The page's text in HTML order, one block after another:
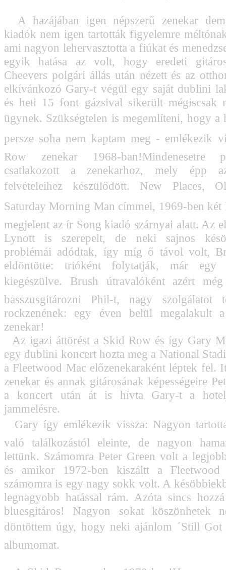
A hazájában igen népszerű zenekar
kiadók nem igen tartották figyelemre
ami nagyon lehervasztotta a fiúkat és
egyik hatása az volt, hogy eredeti
Cheevers polgári állás után nézett és az
elkívánkozó Gary-t végül egy saját dublini
és heti 15 font gázsival sikerült mégiscsak
ügynek. Szükségtelen is megemlíteni, hogy
persze soha nem kaptam meg - emlékezik
Row zenekar 1968-ban!Mindenesetre
csatlakozott a zenekarhoz, mely épp
felvételeihez készülődött. New Places,
Saturday Morning Man címmel, 1969-ben
megjelent az ír Song kiadó szárnyai alatt. Az
Lynott is szerepelt, de neki sajnos
problémái adódtak, így míg ő távol volt,
eldöntötte: trióként folytatják, már egy
kiegészülve. Brush útravalóként azért
basszusgitározni Phil-t, nagy szolgálatot
rockzenének: egy éven belül megalakult
zenekar!
Az igazi áttörést a Skid Row és így Gary
egy dublini koncert hozta meg a National
a Fleetwood Mac előzenekaraként léptek fel.
zenekar és annak gitárosának képességeire
a koncert után át is hívta Gary-t a
jammelésre.
Gary így emlékezik vissza: Nagyon
való találkozástól eleinte, de nagyon
lettünk. Számomra Peter Green volt a
és amikor 1972-ben kiszáltt a
számomra is egy nagy sokk volt. A
legnagyobb hatással rám. Azóta sincs
bluesgitáros! Nagyon sokat köszönhetek
döntöttem úgy, hogy neki ajánlom ´Still Got
albumomat.